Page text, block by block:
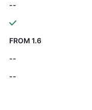
--
FROM 1.6
--
--